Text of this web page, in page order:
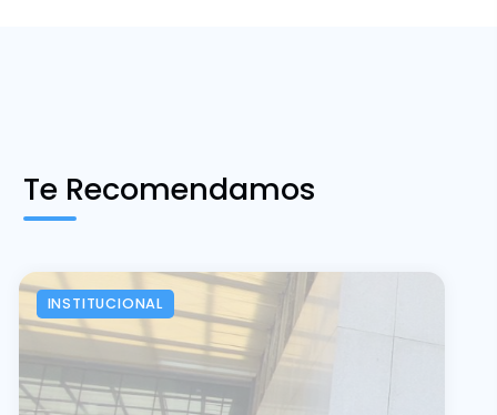
Te Recomendamos
INSTITUCIONAL